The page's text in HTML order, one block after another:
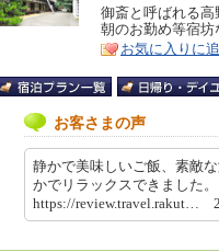
リ
ア
特
徴
御斎と呼ばれる
朝のお勤め等宿
お気に入りに
お客さまの声
静かで美味しいご飯、素敵
かでリラックスできました
https://review.travel.rakut…